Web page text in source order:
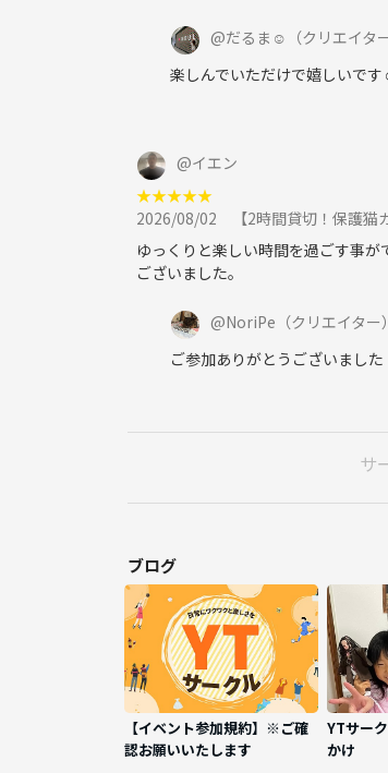
@だるま☺︎ （クリエイター
楽しんでいただけで嬉しいで
@イエン
★★★★★
2026/08/02
【2時間貸切！保護猫カ
ゆっくりと楽しい時間を過ごす事
ございました。
@NoriPe （クリエイター）
ご参加ありがとうございまし
サ
ブログ
【イベント参加規約】※ご確
認お願いいたします
YTサー
かけ